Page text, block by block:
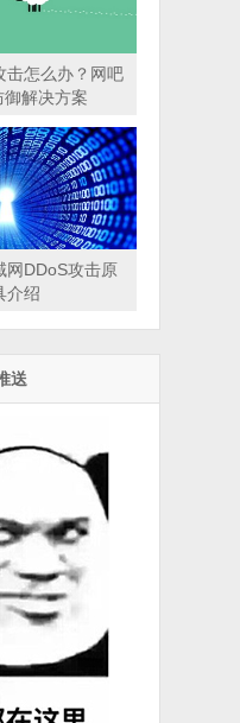
击怎么办？网吧
御解决方案
网DDoS攻击原
介绍
送